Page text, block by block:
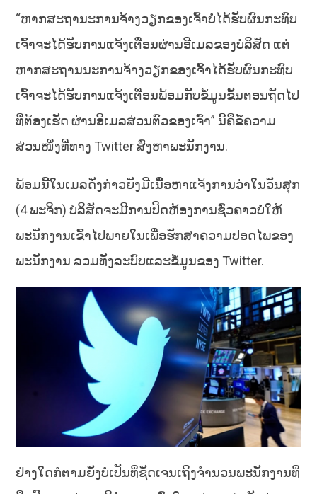
“ຫາກສະຖານະການຈ້າງວຽກຂອງເຈົ້າບໍ່ໄດ້ຮັບຜົນກະທົບ
ເຈົ້າຈະໄດ້ຮັບການແຈ້ງເຕືອນຜ່ານອີເມລຂອງບໍລິສັດ ແຕ່
ຫາກສະຖານນະການຈ້າງວຽກຂອງເຈົ້າໄດ້ຮັບຜົນກະທົບ
ເຈົ້າຈະໄດ້ຮັບການແຈ້ງເຕືອນພ້ອມກັບຂໍ້ມູນຂັ້ນຕອນຖັດໄປ
ທີ່ຕ້ອງເຮັດ ຜ່ານອີເມລສ່ວນຕົວຂອງເຈົ້າ” ນີ້ຄືຂໍ້ຄວາມ
ສ່ວນໜຶ່ງທີ່ທາງ Twitter ສົ່ງຫາພະນັກງານ.
ພ້ອມນີ້ໃນເມລດັ່ງກ່າວຍັງມີເນື້ອຫາແຈ້ງການວ່າໃນວັນສຸກ
(4 ພະຈິກ) ບໍລິສັດຈະມີການປິດຫ້ອງການຊົ່ວຄາວບໍ່ໃຫ້
ພະນັກງານເຂົ້າໄປພາຍໃນເພື່ອຮັກສາຄວາມປອດໄພຂອງ
ພະນັກງານ ລວມທັງລະບົບແລະຂໍ້ມູນຂອງ Twitter.
ຢ່າງໃດກໍຕາມຍັງບໍ່ເປັນທີ່ຊັດເຈນເຖິງຈໍານວນພະນັກງານທີ່